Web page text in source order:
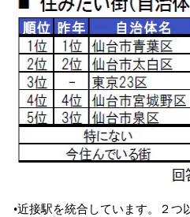
•近接駅を統合しています。２つ